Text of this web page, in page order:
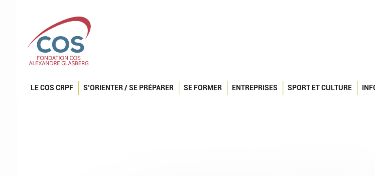
LE COS CRPF S’ORIENTER / SE PRÉPARER SE FORMER ENTREPRISES SPORT ET CULTURE